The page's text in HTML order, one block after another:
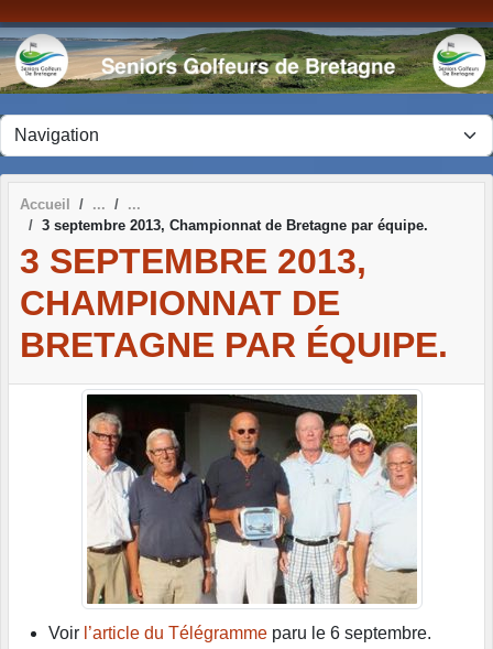
Accueil
3 septembre 2013, Championnat de Bretagne par équipe.
3 SEPTEMBRE 2013,
CHAMPIONNAT DE
BRETAGNE PAR ÉQUIPE.
Voir l’article du Télégramme paru le 6 septembre.